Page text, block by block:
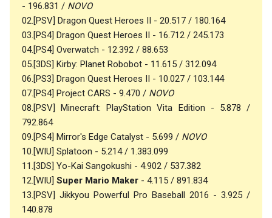
- 196.831 / NOVO
02.[PSV] Dragon Quest Heroes II - 20.517 / 180.164
03.[PS4] Dragon Quest Heroes II - 16.712 / 245.173
04.[PS4] Overwatch - 12.392 / 88.653
05.[3DS] Kirby: Planet Robobot - 11.615 / 312.094
06.[PS3] Dragon Quest Heroes II - 10.027 / 103.144
07.[PS4] Project CARS - 9.470 / NOVO
08.[PSV] Minecraft: PlayStation Vita Edition - 5.878 /
792.864
09.[PS4] Mirror's Edge Catalyst - 5.699 / NOVO
10.[WIU] Splatoon - 5.214 / 1.383.099
11.[3DS] Yo-Kai Sangokushi - 4.902 / 537.382
12.[WIU] Super Mario Maker - 4.115 / 891.834
13.[PSV] Jikkyou Powerful Pro Baseball 2016 - 3.925 /
140.878